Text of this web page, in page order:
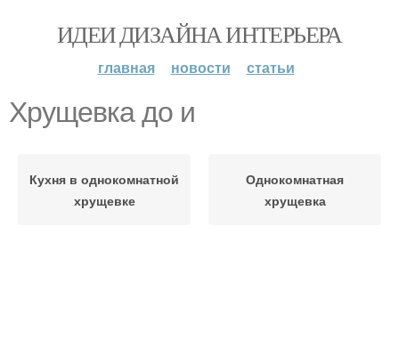
ИДЕИ ДИЗАЙНА ИНТЕРЬЕРА
главная новости статьи
Хрущевка до и
Кухня в однокомнатной
хрущевке
Однокомнатная
хрущевка